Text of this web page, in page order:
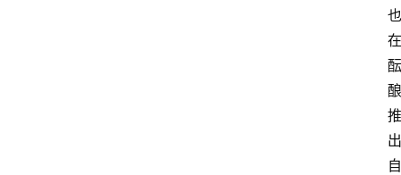
也
在
酝
酿
推
出
自